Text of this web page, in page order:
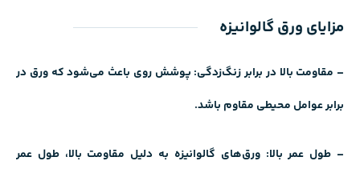
مزایای ورق گالوانیزه
– مقاومت بالا در برابر زنگ‌زدگی: پوشش روی باعث می‌شود که ورق در
برابر عوامل محیطی مقاوم باشد.
– طول عمر بالا: ورق‌های گالوانیزه به دلیل مقاومت بالا، طول عمر